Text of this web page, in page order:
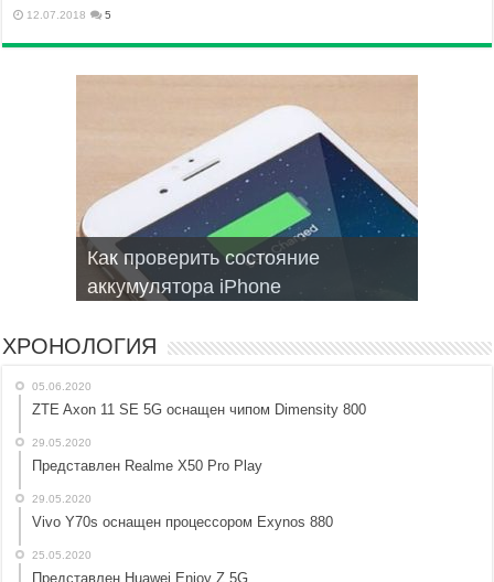
12.07.2018 5
Как проверить состояние
аккумулятора iPhone
Запись текста голосом на Android
топ приложений
Браузеры для смартфонов на
Android и iphone
Не включается Iphone, как
оживить?
Мобильные операционные
системы для смартфонов
ХРОНОЛОГИЯ
05.06.2020
ZTE Axon 11 SE 5G оснащен чипом Dimensity 800
29.05.2020
Представлен Realme X50 Pro Play
29.05.2020
Vivo Y70s оснащен процессором Exynos 880
25.05.2020
Представлен Huawei Enjoy Z 5G